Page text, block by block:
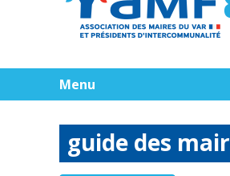
Menu
guide des